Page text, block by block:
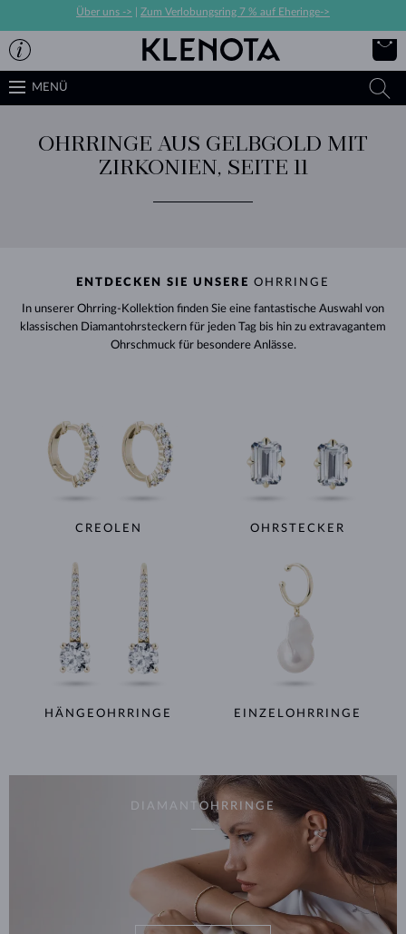
Über uns -> Zum Verlobungsring 7 % auf Eheringe->
MENÜ
OHRRINGE AUS GELBGOLD MIT
ZIRKONIEN, SEITE 11
ENTDECKEN SIE UNSERE OHRRINGE
In unserer Ohrring-Kollektion finden Sie eine fantastische Auswahl von
klassischen Diamantohrsteckern für jeden Tag bis hin zu extravagantem
Ohrschmuck für besondere Anlässe.
CREOLEN OHRSTECKER
HÄNGEOHRRINGE EINZELOHRRINGE
DIAMANTOHRRINGE